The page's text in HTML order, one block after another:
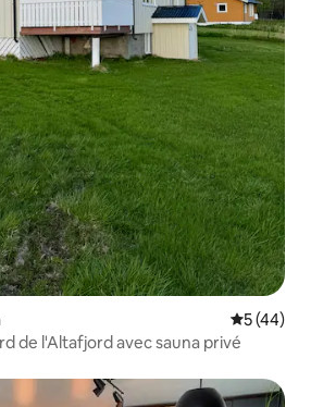
5 (44)
de l'Altafjord avec sauna privé